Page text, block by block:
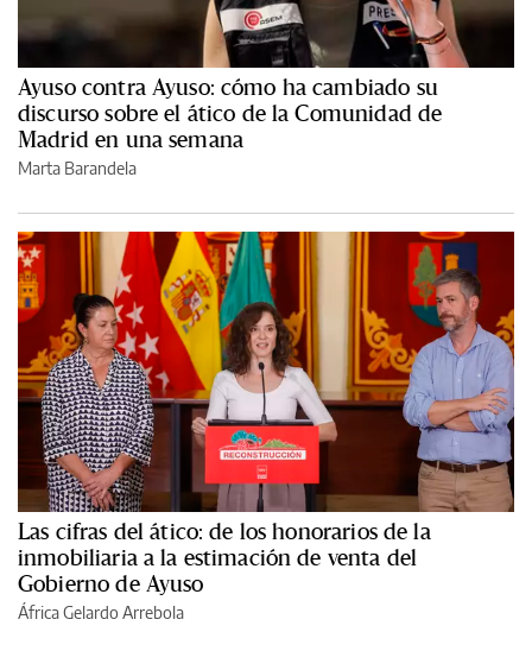
Ayuso contra Ayuso: cómo ha cambiado su
discurso sobre el ático de la Comunidad de
Madrid en una semana
Marta Barandela
Las cifras del ático: de los honorarios de la
inmobiliaria a la estimación de venta del
Gobierno de Ayuso
África Gelardo Arrebola